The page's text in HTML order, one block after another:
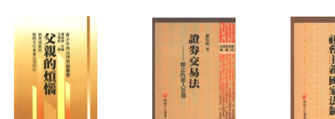
，訂購後48小時內回覆運費於訂單中。
*離島及海外地區的運費將由專人估價，訂購後48小時內回覆運
問題請洽客服中心。
寄送說明: